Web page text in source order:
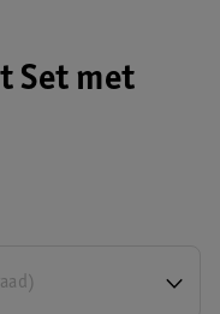
Set met